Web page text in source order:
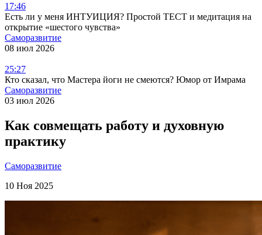
17:46
Есть ли у меня ИНТУИЦИЯ? Простой ТЕСТ и медитация на
открытие «шестого чувства»
Саморазвитие
08 июл 2026
25:27
Кто сказал, что Мастера йоги не смеются? Юмор от Имрама
Саморазвитие
03 июл 2026
Как совмещать работу и духовную
практику
Саморазвитие
10 Ноя 2025